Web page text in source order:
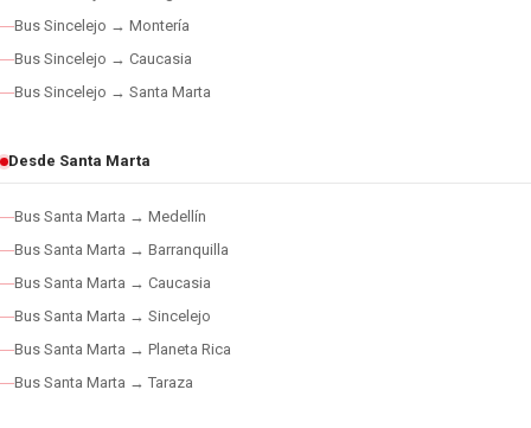
Bus Sincelejo → Montería
Bus Sincelejo → Caucasia
Bus Sincelejo → Santa Marta
Desde Santa Marta
Bus Santa Marta → Medellín
Bus Santa Marta → Barranquilla
Bus Santa Marta → Caucasia
Bus Santa Marta → Sincelejo
Bus Santa Marta → Planeta Rica
Bus Santa Marta → Taraza